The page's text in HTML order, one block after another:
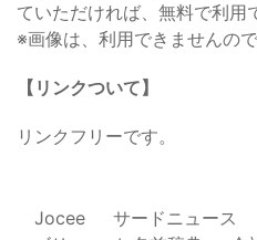
ていただければ、無料で利用
※画像は、利用できませんの
【リンクついて】
リンクフリーです。
Jocee サードニュース